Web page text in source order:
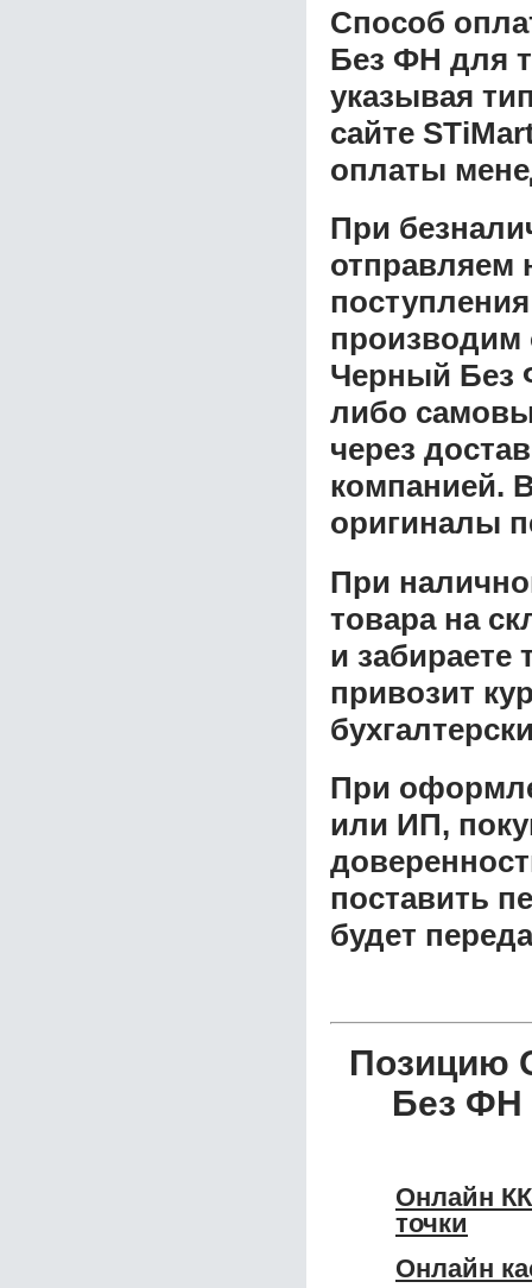
Способ
Без ФН для
указывая
сайте
оплаты
При
отправляем
производим
Черный Без
либо
через
компанией.
оригиналы
При
товара на
и забираете
привозит
При
или ИП,
поставить
будет
Позицию
Без ФН
Онлайн
точки
Онлайн